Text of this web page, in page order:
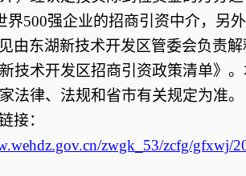
界500强企业的招商引资中介，另
由东湖新技术开发区管委会负责
技术开发区招商引资政策清单》
法律、法规和省市有关规定为准。
接：
zwgk_53/zcfg/gfxwj/